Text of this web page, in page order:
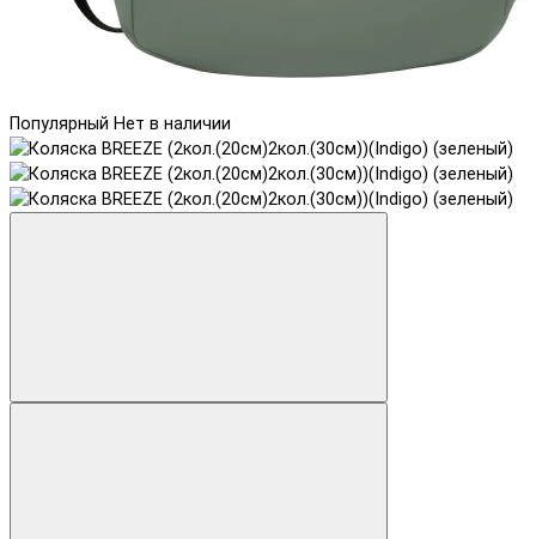
Популярный Нет в наличии